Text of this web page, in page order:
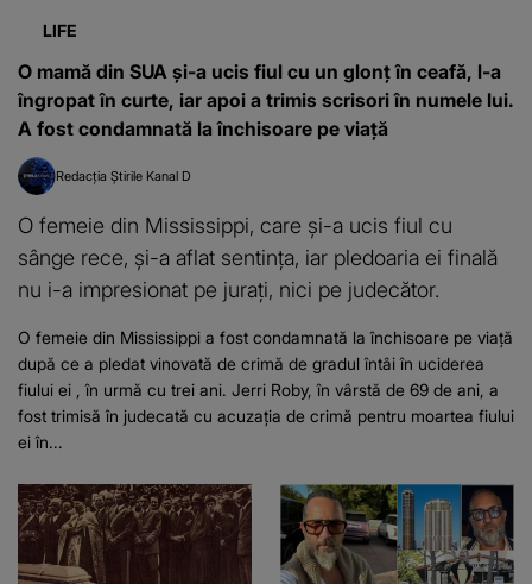
LIFE
O mamă din SUA și-a ucis fiul cu un glonț în ceafă, l-a
îngropat în curte, iar apoi a trimis scrisori în numele lui.
A fost condamnată la închisoare pe viață
Redacția Știrile Kanal D
O femeie din Mississippi, care și-a ucis fiul cu
sânge rece, și-a aflat sentința, iar pledoaria ei finală
nu i-a impresionat pe jurați, nici pe judecător.
O femeie din Mississippi a fost condamnată la închisoare pe viață
după ce a pledat vinovată de crimă de gradul întâi în uciderea
fiului ei , în urmă cu trei ani. Jerri Roby, în vârstă de 69 de ani, a
fost trimisă în judecată cu acuzația de crimă pentru moartea fiului
ei în...